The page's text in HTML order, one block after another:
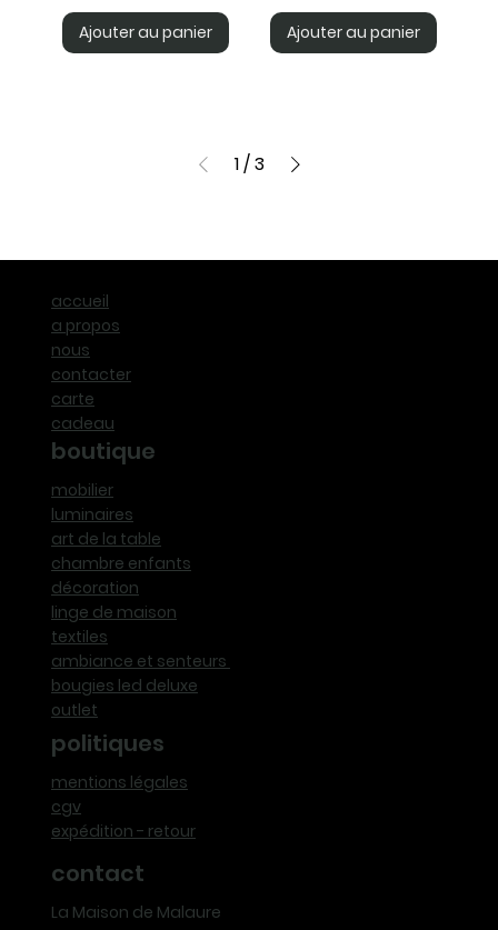
Ajouter au panier Ajouter au panier
1/3
accueil
a propos
nous
contacter
carte
cadeau
boutique
mobilier
luminaires
art de la table
chambre enfants
décoration
linge de maison
textiles
ambiance et senteurs
bougies led deluxe
outlet
politiques
mentions légales
cgv
expédition - retour
contact
La Maison de Malaure